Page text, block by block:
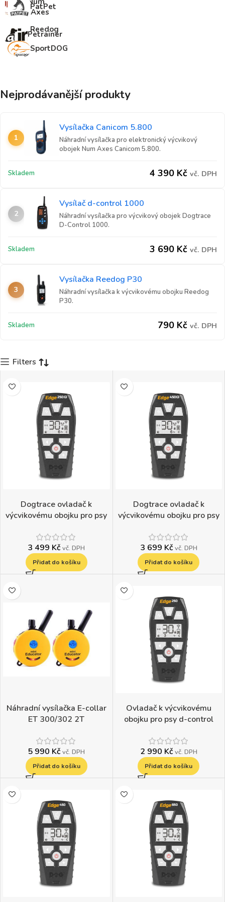
´Axes
PatPet
Petrainer
Reedog
SportDOG
Nejprodávanější produkty
1
Vysílačka Canicom 5.800
Náhradní vysílačka pro elektronický výcvikový
obojek Num Axes Canicom 5.800.
Skladem 4 390 Kč vč. DPH
2
Vysílač d-control 1000
Náhradní vysílačka pro výcvikový obojek Dogtrace
D-Control 1000.
Skladem 3 690 Kč vč. DPH
3
Vysílačka Reedog P30
Náhradní vysílačka k výcvikovému obojku Reedog
P30.
Skladem 790 Kč vč. DPH
Filters
Dogtrace ovladač k
výcvikovému obojku pro psy
3 499 Kč vč. DPH
Přidat do košíku
Dogtrace ovladač k
výcvikovému obojku pro psy
3 699 Kč vč. DPH
Přidat do košíku
Náhradní vysílačka E-collar
ET 300/302 2T
5 990 Kč vč. DPH
Přidat do košíku
Ovladač k výcvikovému
obojku pro psy d-control
2 990 Kč vč. DPH
Přidat do košíku